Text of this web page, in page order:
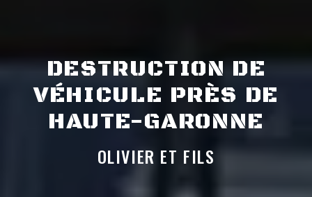
DESTRUCTION DE
VÉHICULE PRÈS DE
HAUTE-GARONNE
OLIVIER ET FILS